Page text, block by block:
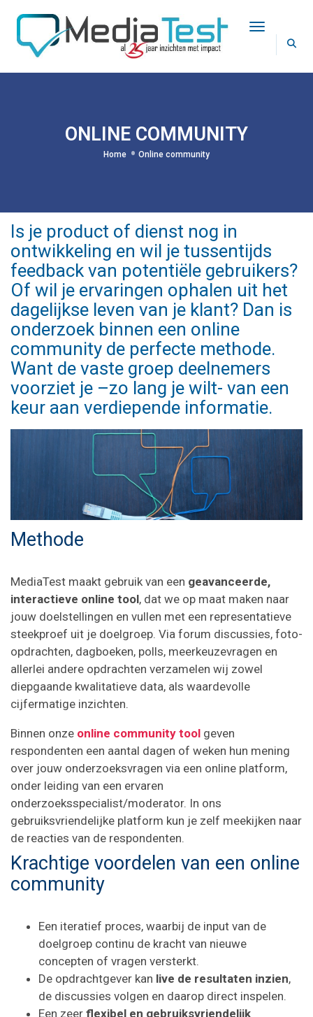
Toggle
ONLINE COMMUNITY
Home Online community
Is je product of dienst nog in
ontwikkeling en wil je tussentijds
feedback van potentiële gebruikers?
Of wil je ervaringen ophalen uit het
dagelijkse leven van je klant? Dan is
onderzoek binnen een online
community de perfecte methode.
Want de vaste groep deelnemers
voorziet je –zo lang je wilt- van een
keur aan verdiepende informatie.
Methode
MediaTest maakt gebruik van een geavanceerde,
interactieve online tool, dat we op maat maken naar
jouw doelstellingen en vullen met een representatieve
steekproef uit je doelgroep. Via forum discussies, foto-
opdrachten, dagboeken, polls, meerkeuzevragen en
allerlei andere opdrachten verzamelen wij zowel
diepgaande kwalitatieve data, als waardevolle
cijfermatige inzichten.
Binnen onze online community tool geven
respondenten een aantal dagen of weken hun mening
over jouw onderzoeksvragen via een online platform,
onder leiding van een ervaren
onderzoeksspecialist/moderator. In ons
gebruiksvriendelijke platform kun je zelf meekijken naar
de reacties van de respondenten.
Krachtige voordelen van een online
community
Een iteratief proces, waarbij de input van de
doelgroep continu de kracht van nieuwe
concepten of vragen versterkt.
De opdrachtgever kan live de resultaten inzien,
de discussies volgen en daarop direct inspelen.
Een zeer flexibel en gebruiksvriendelijk